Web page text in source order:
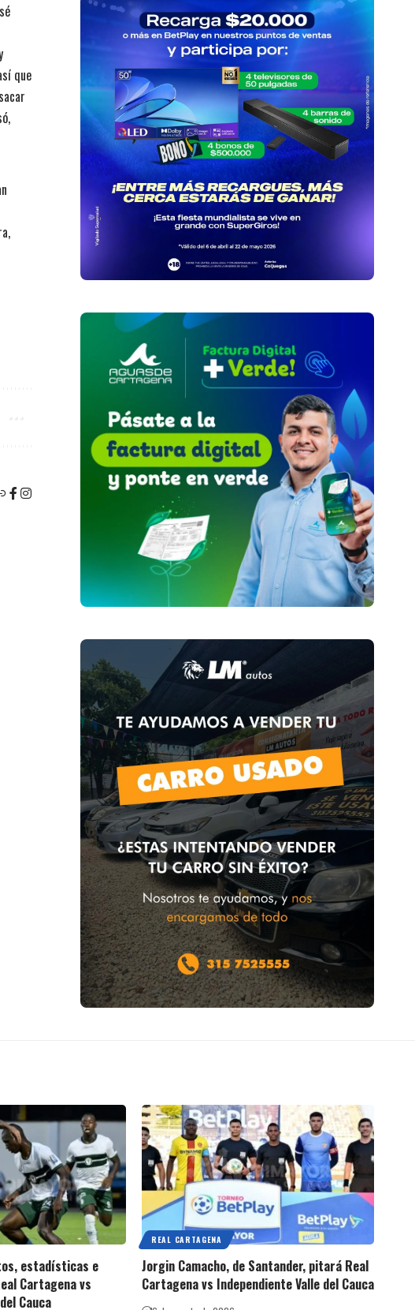
que
estadísticas e
Cartagena vs
Cauca
REAL CARTAGENA
Jorgin Camacho, de Santander, pitará Real
Cartagena vs Independiente Valle del Cauca